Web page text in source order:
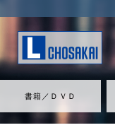
書籍／ＤＶＤ